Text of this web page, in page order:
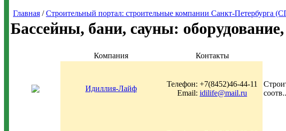
Главная /Строительный портал: строительные компании Санкт-Петербурга
Бассейны, бани, сауны:
Компания Контакты
Идиллия-Лайф
Телефон: +7(8452)46-44-11
Email: idilife@mail.ru